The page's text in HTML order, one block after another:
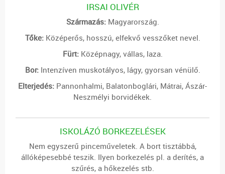
IRSAI OLIVÉR
Származás:Magyarország.
Tőke:Középerős, hosszú, elfekvő vesszőket nevel.
Fürt:Középnagy, vállas, laza.
Bor:Intenzíven muskotályos, lágy, gyorsan vénülő.
Elterjedés: Pannonhalmi, Balatonboglári, Mátrai, Ászár-
Neszmélyi borvidékek.
ISKOLÁZÓ BORKEZELÉSEK
Nem egyszerű pinceműveletek. A bort tisztábbá,
állóképesebbé teszik. Ilyen borkezelés pl. a derítés, a
szűrés, a hőkezelés stb.